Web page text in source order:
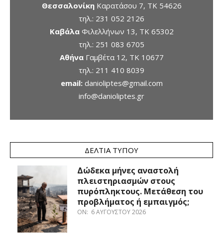
ΘεσσαλονίκηΚαρατάσου 7, TK 54626
τηλ.: 231 052 2126
ΚαβάλαΦιλελλήνων 13, ΤΚ 65302
τηλ.: 251 083 6705
ΑθήναΓαμβέτα 12, ΤΚ 10677
τηλ.: 211 410 8039
email: danioliptes@gmail.com
info@danioliptes.gr
ΔΕΛΤΊΑ ΤΎΠΟΥ
Δώδεκα μήνες αναστολή
πλειστηριασμών στους
πυρόπληκτους. Μετάθεση του
προβλήματος ή εμπαιγμός;
ON: 6 ΑΥΓΟΎΣΤΟΥ 2026